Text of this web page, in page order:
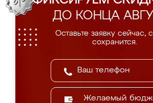
ДО КОНЦА
Оставьте заявку сейчас,
сохранится.
Желаемый